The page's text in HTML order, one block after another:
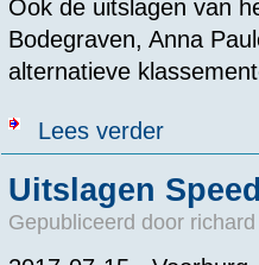
Ook de uitslagen van
Bodegraven, Anna
alternatieve
Lees verderover
Uitslagen
Gepubliceerd door